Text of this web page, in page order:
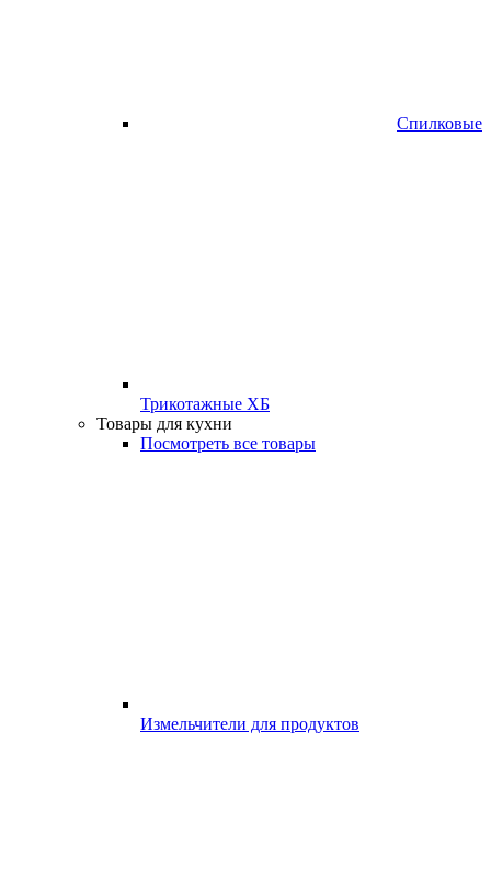
Спилковые
Трикотажные ХБ
Товары для кухни
Посмотреть все товары
Измельчители для продуктов